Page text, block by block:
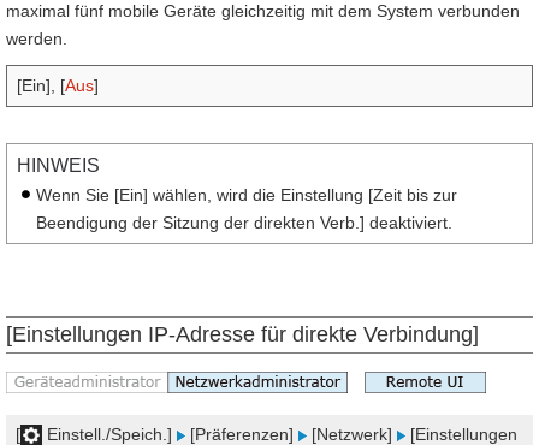
maximal fünf mobile Geräte gleichzeitig mit dem System verbunden
werden.
[Ein], [Aus]
HINWEIS
Wenn Sie [Ein] wählen, wird die Einstellung [Zeit bis zur
Beendigung der Sitzung der direkten Verb.] deaktiviert.
[Einstellungen IP-Adresse für direkte Verbindung]
[ Einstell./Speich.] [Präferenzen] [Netzwerk]
[Einstellungen